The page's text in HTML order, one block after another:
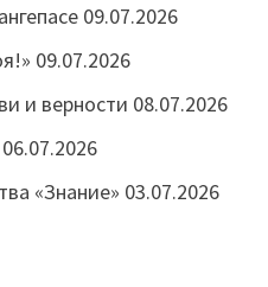
09.07.2026
09.07.2026
и верности 08.07.2026
06.07.2026
«Знание» 03.07.2026